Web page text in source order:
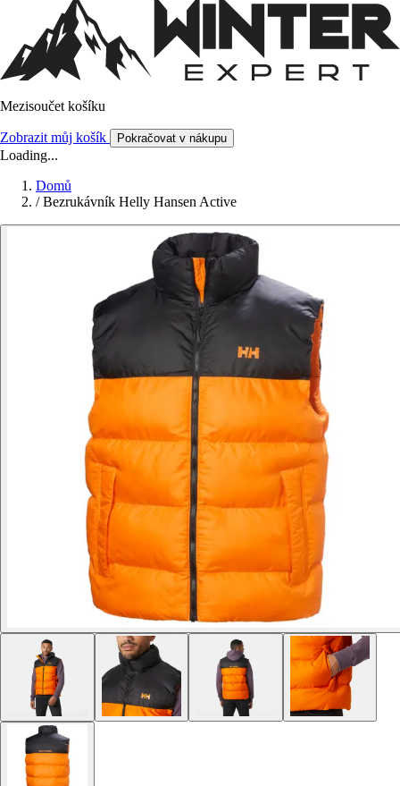
Mezisoučet košíku
Zobrazit můj košík Pokračovat v nákupu
Loading...
Domů
/ Bezrukávník Helly Hansen Active